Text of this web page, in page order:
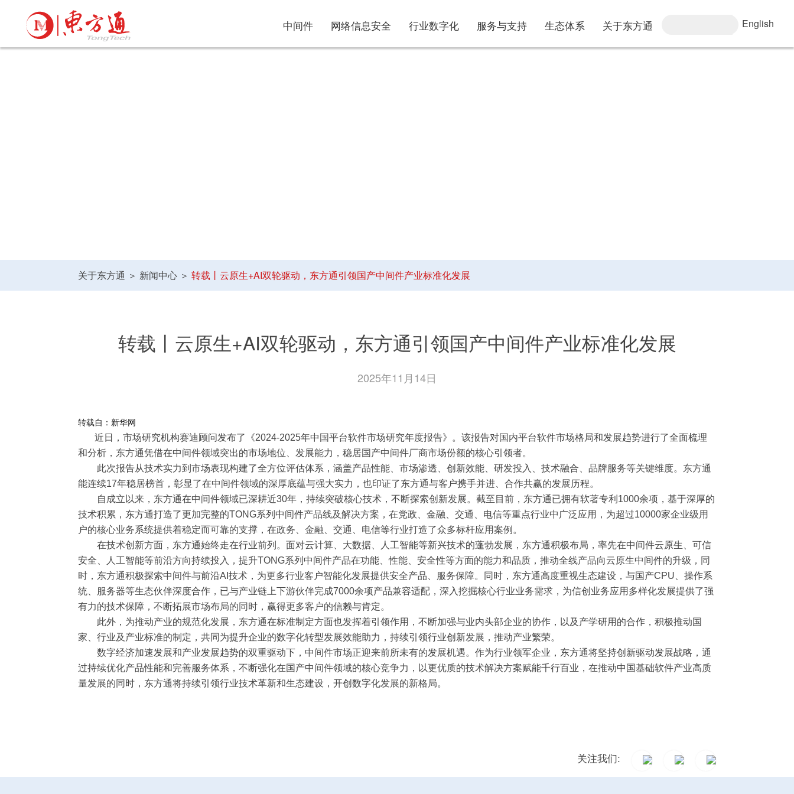
English
中间件 网络信息安全 行业数字化 服务与支持 生态体系 关于东方通
关于东方通 ＞ 新闻中心 ＞ 转载丨云原生+AI双轮驱动，东方通引领国产中间件产业标准化发展
转载丨云原生+AI双轮驱动，东方通引领国产中间件产业标准化发展
2025年11月14日
转载自：新华网
近日，市场研究机构赛迪顾问发布了《2024-2025年中国平台软件市场研究年度报告》。该报告对国内平台软件市场格局和发展趋势进行了全面梳理
和分析，东方通凭借在中间件领域突出的市场地位、发展能力，稳居国产中间件厂商市场份额的核心引领者。
此次报告从技术实力到市场表现构建了全方位评估体系，涵盖产品性能、市场渗透、创新效能、研发投入、技术融合、品牌服务等关键维度。东方通
能连续17年稳居榜首，彰显了在中间件领域的深厚底蕴与强大实力，也印证了东方通与客户携手并进、合作共赢的发展历程。
自成立以来，东方通在中间件领域已深耕近30年，持续突破核心技术，不断探索创新发展。截至目前，东方通已拥有软著专利1000余项，基于深厚的
技术积累，东方通打造了更加完整的TONG系列中间件产品线及解决方案，在党政、金融、交通、电信等重点行业中广泛应用，为超过10000家企业级用
户的核心业务系统提供着稳定而可靠的支撑，在政务、金融、交通、电信等行业打造了众多标杆应用案例。
在技术创新方面，东方通始终走在行业前列。面对云计算、大数据、人工智能等新兴技术的蓬勃发展，东方通积极布局，率先在中间件云原生、可信
安全、人工智能等前沿方向持续投入，提升TONG系列中间件产品在功能、性能、安全性等方面的能力和品质，推动全线产品向云原生中间件的升级，同
时，东方通积极探索中间件与前沿AI技术，为更多行业客户智能化发展提供安全产品、服务保障。同时，东方通高度重视生态建设，与国产CPU、操作系
统、服务器等生态伙伴深度合作，已与产业链上下游伙伴完成7000余项产品兼容适配，深入挖掘核心行业业务需求，为信创业务应用多样化发展提供了强
有力的技术保障，不断拓展市场布局的同时，赢得更多客户的信赖与肯定。
此外，为推动产业的规范化发展，东方通在标准制定方面也发挥着引领作用，不断加强与业内头部企业的协作，以及产学研用的合作，积极推动国
家、行业及产业标准的制定，共同为提升企业的数字化转型发展效能助力，持续引领行业创新发展，推动产业繁荣。
数字经济加速发展和产业发展趋势的双重驱动下，中间件市场正迎来前所未有的发展机遇。作为行业领军企业，东方通将坚持创新驱动发展战略，通
过持续优化产品性能和完善服务体系，不断强化在国产中间件领域的核心竞争力，以更优质的技术解决方案赋能千行百业，在推动中国基础软件产业高质
量发展的同时，东方通将持续引领行业技术革新和生态建设，开创数字化发展的新格局。
关注我们: